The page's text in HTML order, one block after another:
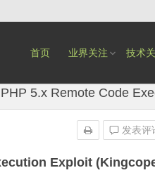
首页 业界关注 技术
5.x Remote Code
Exploit
发表评